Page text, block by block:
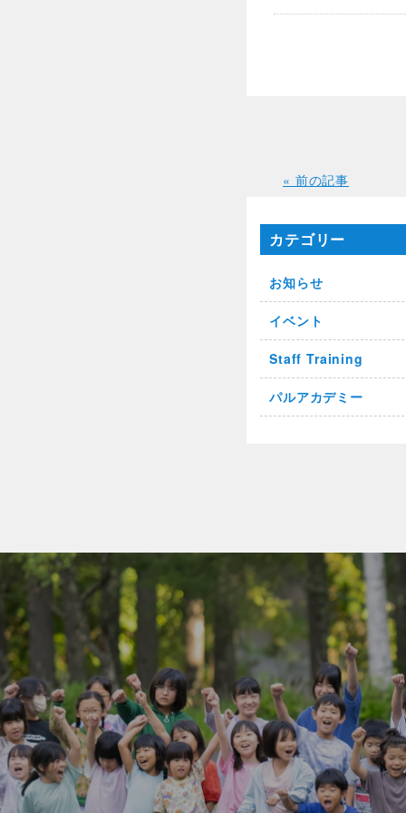
« 前の記事
カテゴリー
お知らせ
イベント
Staff Training
パルアカデミー